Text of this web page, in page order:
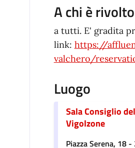
A chi è rivolto
a tutti. E' gradita
link: https://
valchero/
Luogo
Sala Consiglio
Vigolzone
Piazza Serena, 18